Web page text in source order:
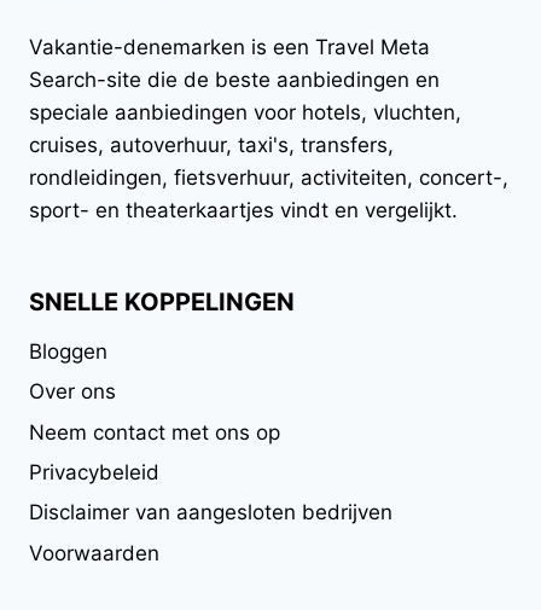
Vakantie-denemarken is een Travel Meta
Search-site die de beste aanbiedingen en
speciale aanbiedingen voor hotels, vluchten,
cruises, autoverhuur, taxi's, transfers,
rondleidingen, fietsverhuur, activiteiten, concert-,
sport- en theaterkaartjes vindt en vergelijkt.
SNELLE KOPPELINGEN
Bloggen
Over ons
Neem contact met ons op
Privacybeleid
Disclaimer van aangesloten bedrijven
Voorwaarden